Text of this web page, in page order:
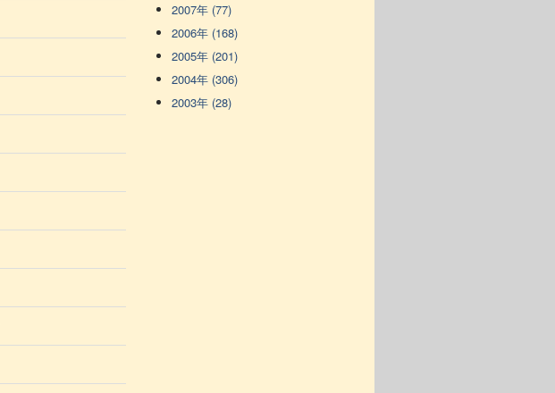
2007年 (77)
2006年 (168)
2005年 (201)
2004年 (306)
2003年 (28)